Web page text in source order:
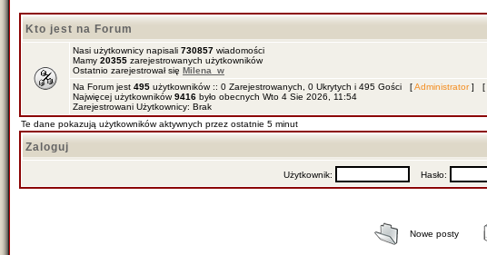
Kto jest na Forum
Nasi użytkownicy napisali 730857 wiadomości
Mamy 20355 zarejestrowanych użytkowników
Ostatnio zarejestrował się Milena_w
Na Forum jest 495 użytkowników :: 0 Zarejestrowanych, 0 Ukrytych i 495 Gości [Administrator] [
Najwięcej użytkowników9416 było obecnych Wto 4 Sie 2026, 11:54
Zarejestrowani Użytkownicy: Brak
Te dane pokazują użytkowników aktywnych przez ostatnie 5 minut
Zaloguj
Użytkownik: Hasło:
Nowe posty